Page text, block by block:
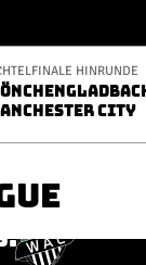
HINRUNDE
CITY